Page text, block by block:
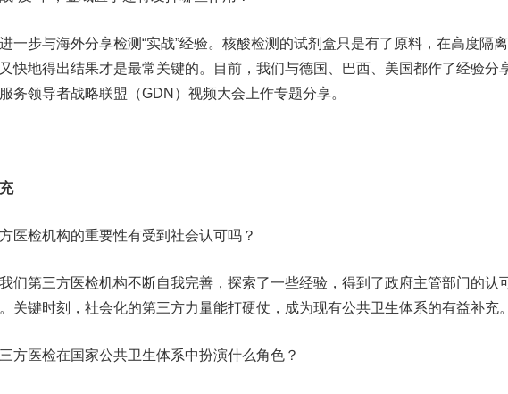
步与海外分享检测“实战”经验。核酸检测的试剂盒只是有了原料，在高度隔
快地得出结果才是最常关键的。目前，我们与德国、巴西、美国都作了经验分
务领导者战略联盟（GDN）视频大会上作专题分享。
检机构的重要性有受到社会认可吗？
第三方医检机构不断自我完善，探索了一些经验，得到了政府主管部门的认
关键时刻，社会化的第三方力量能打硬仗，成为现有公共卫生体系的有益补充。
医检在国家公共卫生体系中扮演什么角色？